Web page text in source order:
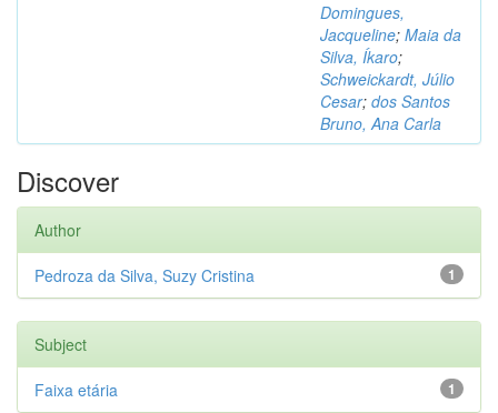
Domingues,
Jacqueline; Maia da
Silva, Íkaro;
Schweickardt, Júlio
Cesar; dos Santos
Bruno, Ana Carla
Discover
Author
1
Pedroza da Silva, Suzy Cristina
Subject
1
Faixa etária